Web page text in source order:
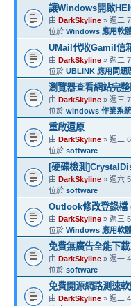
讓Windows開啟
由 DarkSkyline » 週二
位於 Windows 應用軟
UMail代收Gamil信
由 DarkSkyline » 週二
位於 UBLINK 應用問題
瀏覽器查看網站完
由 DarkSkyline » 週三
位於 windows 作業系統
重啟還原
由 DarkSkyline » 週二
位於 software
[硬碟檢測
由 DarkSkyline » 週六
位於 software
Outlook修改登錄檔
由 DarkSkyline » 週三
位於 Windows 應用軟
免費無廣告全能下
由 DarkSkyline » 週一
位於 software
免費開源網路測速
由 DarkSkyline » 週二